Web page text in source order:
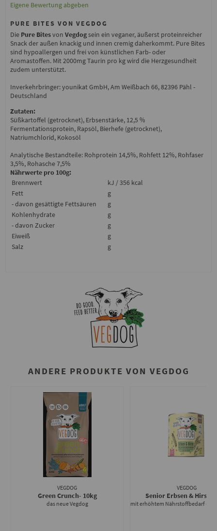
Eigene Bewertung abgeben
PURE BITES VON VEGDOG
Die Pure Bitesvon Vegdogsein ein veganer, äußerst proteinreicher
Snack der außen knackig und innen cremig daherkommt. Pure Bites
sind hypoallergen und frei von künstlichen Farb- oder
Aromastoffen. Mit 2000mg Taurin pro kg wird die Herzgesundheit
zudem unterstützt.
Inverkehrbringer: younikat GmbH, Am Weißbach 66, 82396 Pähl -
Deutschland
Zutaten:
Süßkartoffel (getrocknet), Erbsenstärke, 12,5 %
Fermentationsprotein, Rapsöl, Bierhefe (getrocknet),
Natriumchlorid, Kokosöl
Analytische Bestandteile: Rohprotein 14,5%, Rohfett 12%, Rohfaser
3,5%, Rohasche 7,5%
Nährwerte pro 100g:
Brennwert
kJ / 356 kcal
Fett
g
- davon gesättigte Fettsäuren
g
Kohlenhydrate
g
- davon Zucker
g
Eiweiß
g
Salz
g
ANDERE PRODUKTE VON VEGDOG
VEGDOG
Green Crunch- 10kg
das neue Vegdog
VEGDOG
Senior Erbsen & Hirse